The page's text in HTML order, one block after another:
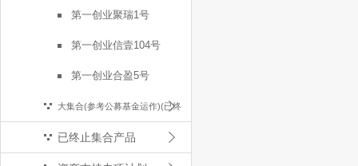
第一创业聚瑞1号
第一创业信壹104号
第一创业合盈5号
大集合(参考公募基金运作)(已终
止)
已终止集合产品